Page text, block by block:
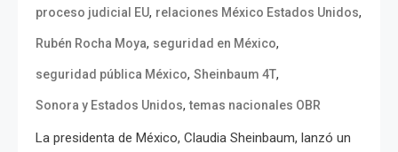
proceso judicial EU, relaciones México Estados Unidos,
Rubén Rocha Moya, seguridad en México,
seguridad pública México, Sheinbaum 4T,
Sonora y Estados Unidos,temas nacionales OBR
La presidenta de México, Claudia Sheinbaum, lanzó un